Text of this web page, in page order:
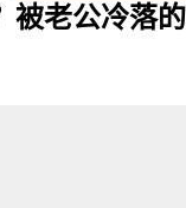
被老公冷落的